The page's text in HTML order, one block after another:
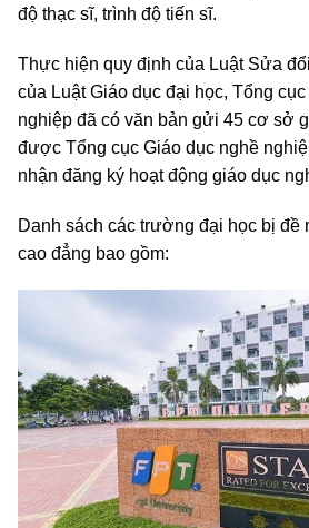
độ thạc sĩ, trình độ tiến sĩ.
Thực hiện quy định của Luật Sửa
của Luật Giáo dục đại học, Tổng
nghiệp đã có văn bản gửi 45 cơ sở
được Tổng cục Giáo dục nghề
nhận đăng ký hoạt động giáo dục
Danh sách các trường đại học bị đề
cao đẳng bao gồm: